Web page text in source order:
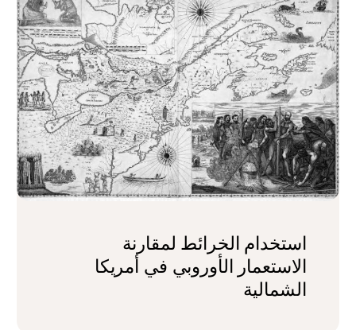
استخدام الخرائط لمقارنة
الاستعمار الأوروبي في أمريكا
الشمالية